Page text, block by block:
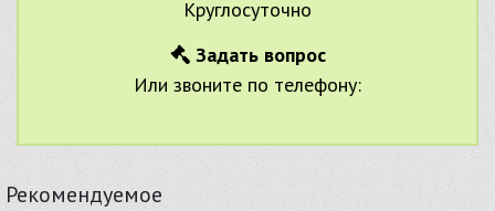
Круглосуточно
Задать вопрос
Или звоните по телефону:
Рекомендуемое